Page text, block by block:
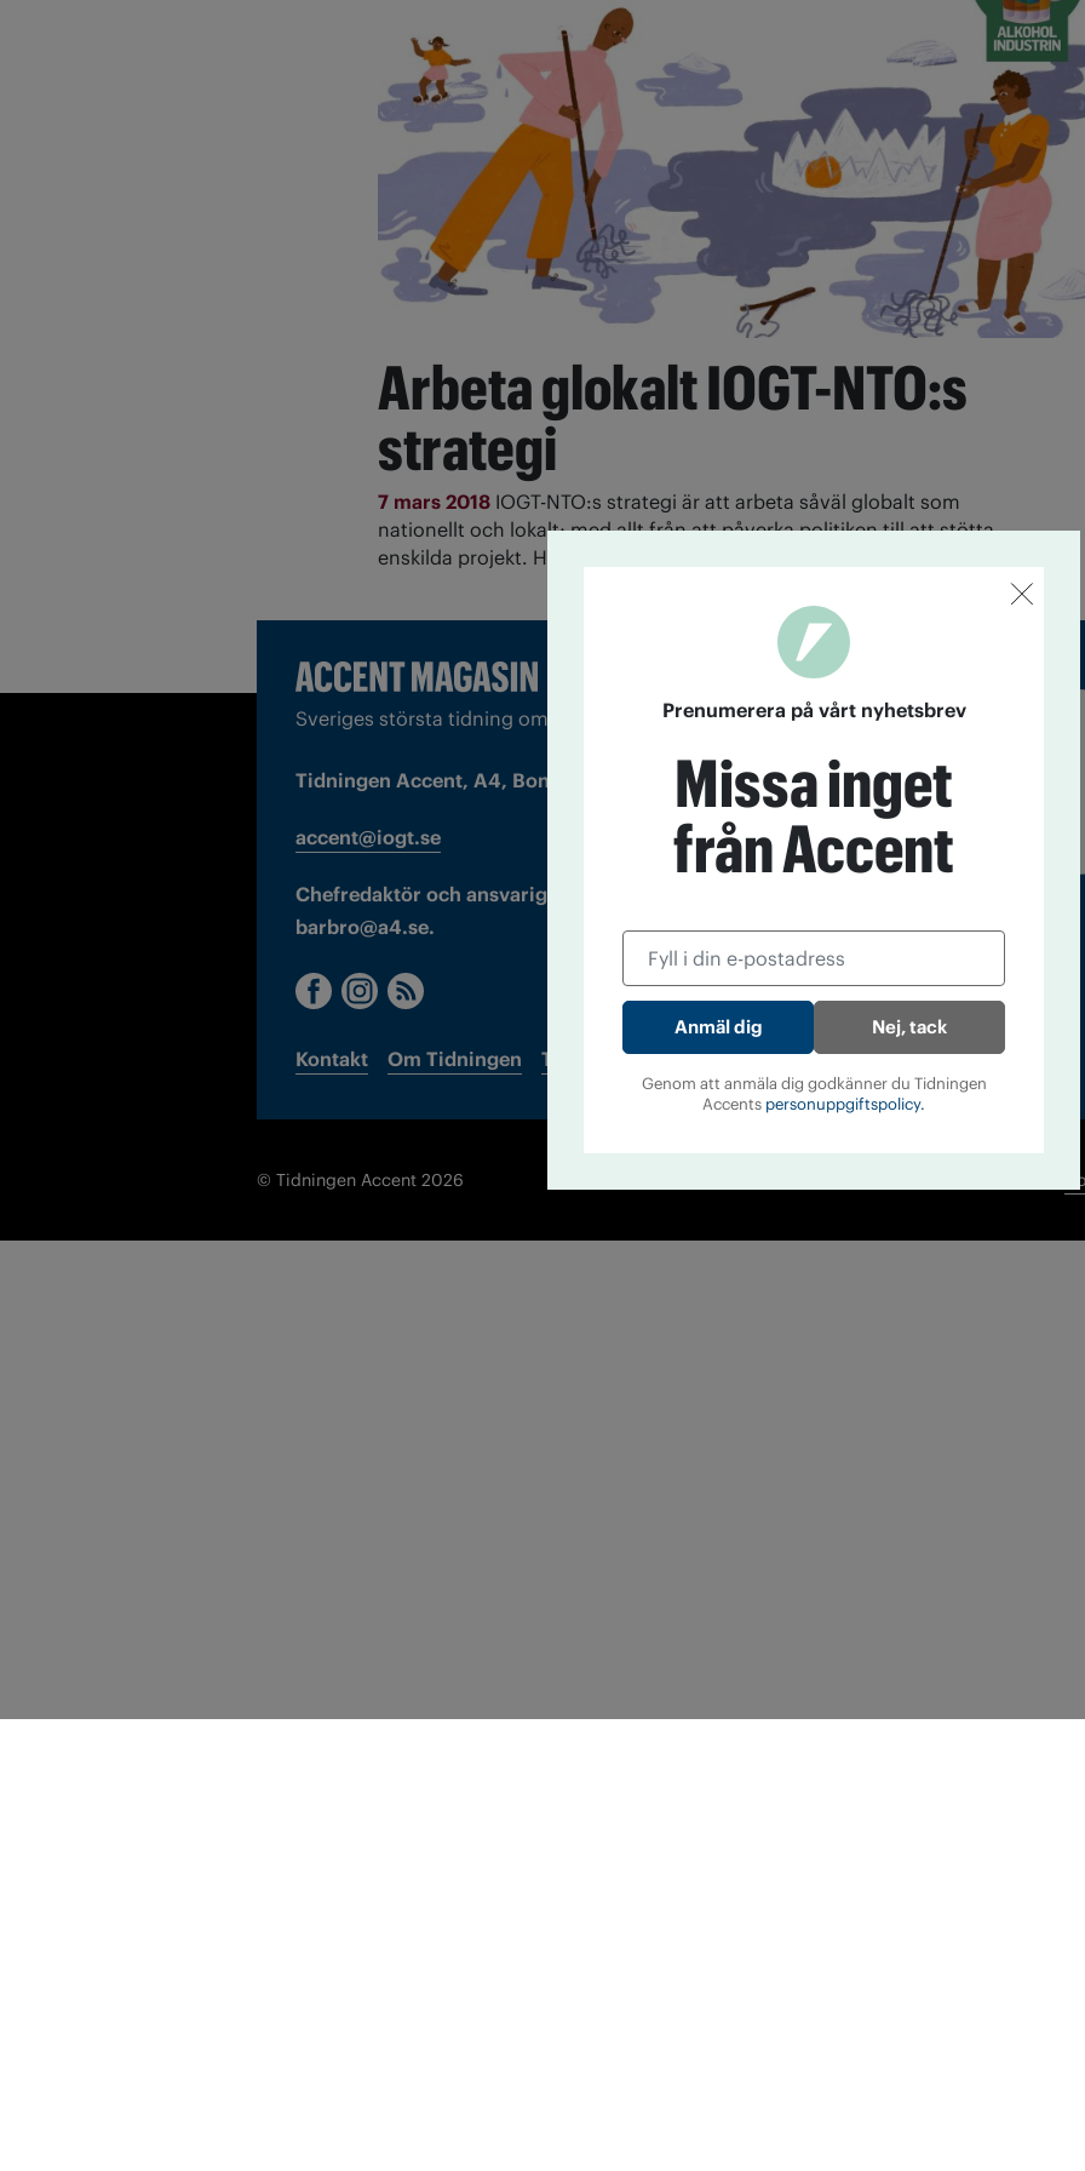
Arbeta glokalt IOGT-NTO:s
strategi
7 mars 2018 IOGT-NTO:s strategi är att arbeta såväl globalt som
nationellt och lokalt; med allt från att påverka politiken till att stötta
enskilda projekt. Här är några exempel.
Sveriges största tidning om droger och nykterhet
Tidningen Accent, A4, Bondegatan 21, 116 33 Stockholm
accent@iogt.se
Chefredaktör och ansvarig utgivare: Barbro Janson Lundkvist,
barbro@a4.se.
Kontakt Om Tidningen Tidningsarkiv In English
© Tidningen Accent 2026
Prenumerera på vårt nyhetsbrev
Missa inget
från Accent
Nej, tack
Genom att anmäla dig godkänner du Tidningen
Accents personuppgiftspolicy.